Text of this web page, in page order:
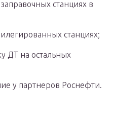
станциях в
станциях;
ДТ на остальных
у партнеров Роснефти.